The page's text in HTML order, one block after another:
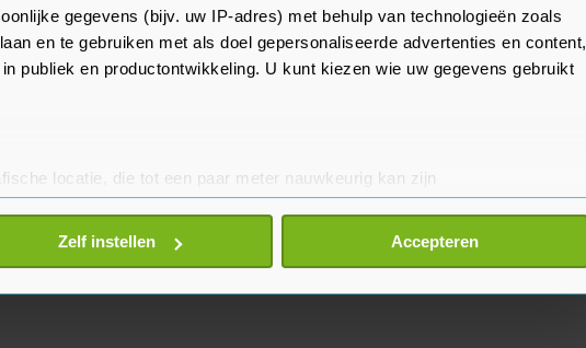
gegevens (bijv. uw IP-adres) met behulp van technologieën zoals
en te gebruiken met als doel gepersonaliseerde advertenties en content,
publiek en productontwikkeling. U kunt kiezen wie uw gegevens gebruikt
locatie, die tot een paar meter nauwkeurig kan zijn
te scannen op specifieke eigenschappen (fingerprinting)
worden verwerkt en stel uw voorkeuren in het
detailgedeelte
in de Cookieverklaring.
Zelf instellen Accepteren
wilde vanwege